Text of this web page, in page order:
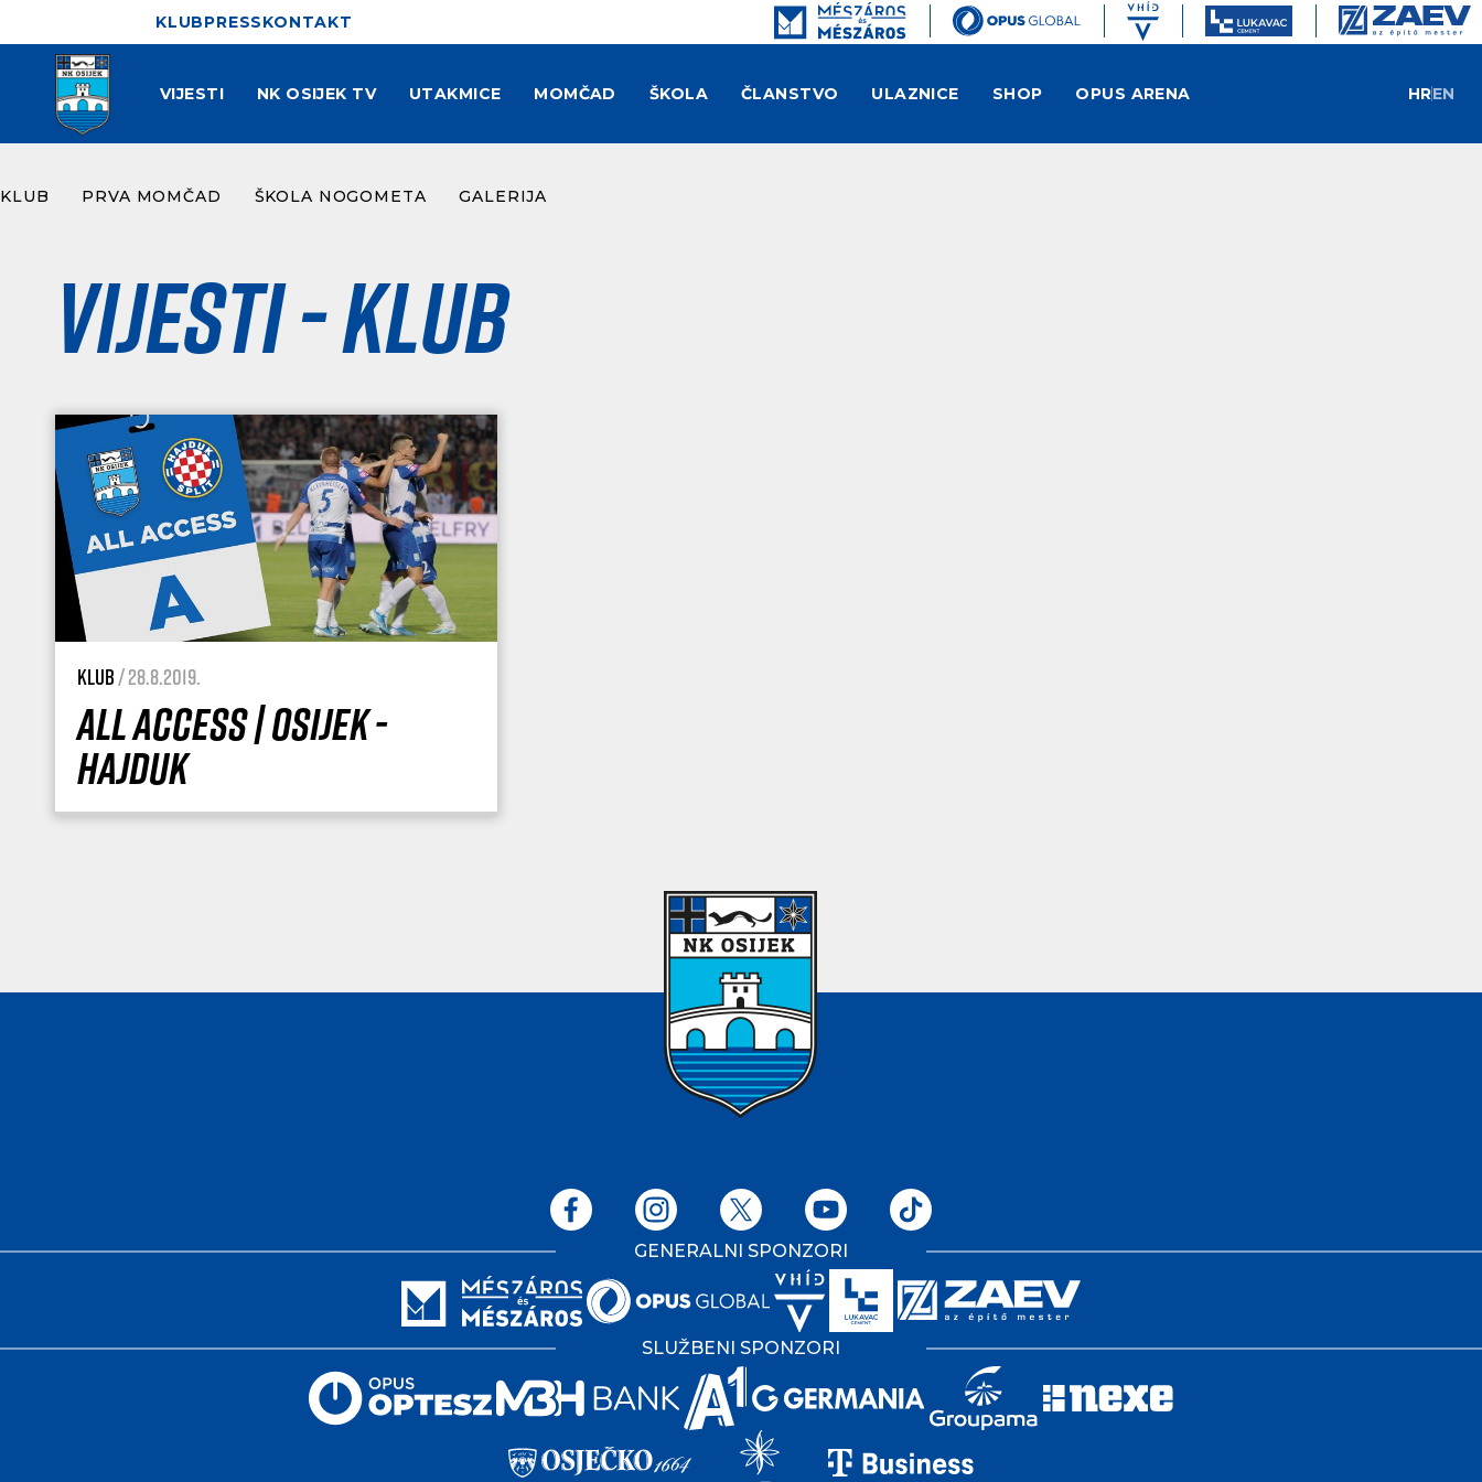
KLUBPRESSKONTAKT
VIJESTI NK OSIJEK TV UTAKMICE MOMČAD ŠKOLA ČLANSTVO ULAZNICE SHOP OPUS ARENA HREN
KLUB PRVA MOMČAD ŠKOLA NOGOMETA GALERIJA
Vijesti - Klub
Klub/ 28.8.2019.
ALL ACCESS | Osijek -
Hajduk
GENERALNI SPONZORI
SLUŽBENI SPONZORI